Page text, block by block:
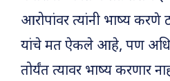
आरोपांवर त्यांनी भाष्य
यांचे मत ऐकले आहे, पण
तोर्यंत त्यावर भाष्य करणार